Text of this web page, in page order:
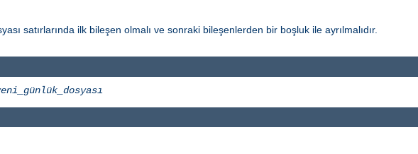
satırlarında ilk bileşen olmalı ve sonraki bileşenlerden bir boşluk ile ayrılmalıdır.